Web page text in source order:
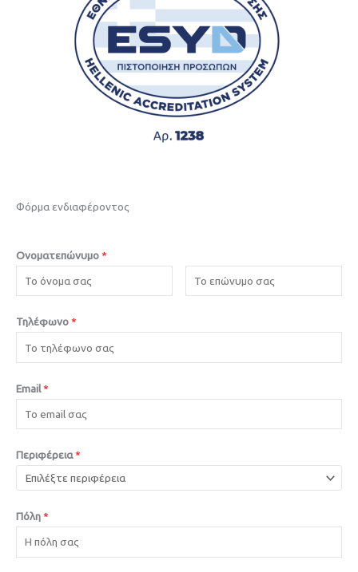
Φόρμα ενδιαφέροντος
Ονοματεπώνυμο*
Τηλέφωνο*
Email*
Περιφέρεια*
Πόλη*